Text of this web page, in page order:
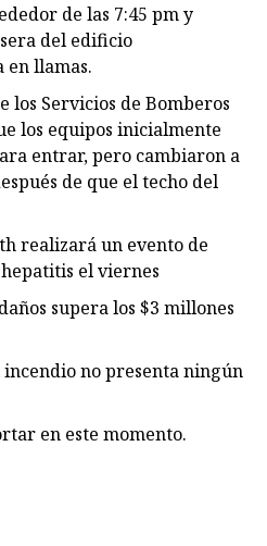
de las 7:45 pm y
del edificio
en llamas.
los Servicios de Bomberos
los equipos inicialmente
entrar, pero cambiaron a
de que el techo del
realizará un evento de
el viernes
supera los $3 millones
no presenta ningún
en este momento.